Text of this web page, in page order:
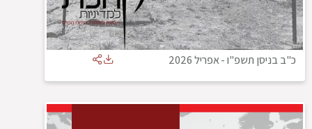
כ"ב בניסן תשפ"ו-אפריל 2026